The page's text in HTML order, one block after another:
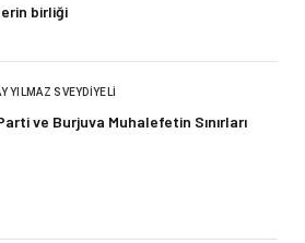
birliği
YILMAZ SVEYDIYELI
ve Burjuva Muhalefetin Sınırları